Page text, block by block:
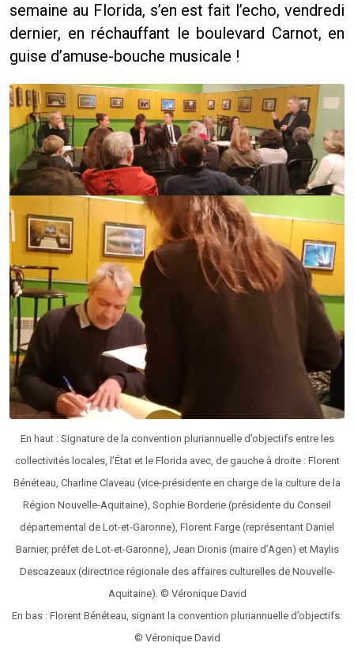
semaine au Florida, s’en est fait l’echo, vendredi
dernier, en réchauffant le boulevard Carnot, en
guise d’amuse-bouche musicale !
En haut : Signature de la convention pluriannuelle d’objectifs entre les
collectivités locales, l’État et le Florida avec, de gauche à droite : Florent
Bénéteau, Charline Claveau (vice-présidente en charge de la culture de la
Région Nouvelle-Aquitaine), Sophie Borderie (présidente du Conseil
départemental de Lot-et-Garonne), Florent Farge (représentant Daniel
Barnier, préfet de Lot-et-Garonne), Jean Dionis (maire d’Agen) et Maylis
Descazeaux (directrice régionale des affaires culturelles de Nouvelle-
Aquitaine). © Véronique David
En bas : Florent Bénéteau, signant la convention pluriannuelle d’objectifs.
© Véronique David